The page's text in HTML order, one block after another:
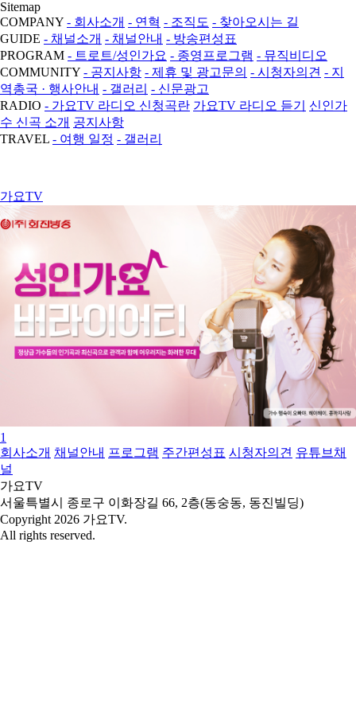
Sitemap
COMPANY - 회사소개 - 연혁 - 조직도 - 찾아오시는 길
GUIDE - 채널소개 - 채널안내 - 방송편성표
PROGRAM - 트로트/성인가요 - 종영프로그램 - 뮤직비디오
COMMUNITY - 공지사항 - 제휴 및 광고문의 - 시청자의견 - 지
역총국 · 행사안내 - 갤러리 - 신문광고
RADIO - 가요TV 라디오 신청곡란 가요TV 라디오 듣기
신인가
수 신곡 소개 공지사항
TRAVEL - 여행 일정 - 갤러리
가요TV
1
회사소개 채널안내 프로그램 주간편성표 시청자의견 유튜브채
널
가요TV
서울특별시 종로구 이화장길 66, 2층(동숭동, 동진빌딩)
Copyright 2026 가요TV.
All rights reserved.